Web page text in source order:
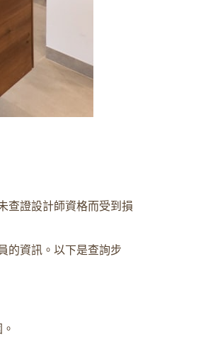
查證設計師資格而受到損
的資訊。以下是查詢步